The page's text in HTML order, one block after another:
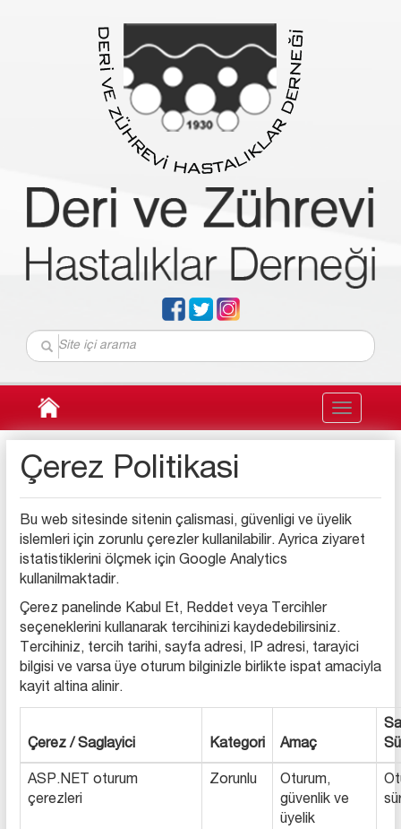
Toggle
navigation
Çerez Politikasi
Bu web sitesinde sitenin çalismasi, güvenligi ve üyelik
islemleri için zorunlu çerezler kullanilabilir. Ayrica ziyaret
istatistiklerini ölçmek için Google Analytics
kullanilmaktadir.
Çerez panelinde Kabul Et, Reddet veya Tercihler
seçeneklerini kullanarak tercihinizi kaydedebilirsiniz.
Tercihiniz, tercih tarihi, sayfa adresi, IP adresi, tarayici
bilgisi ve varsa üye oturum bilginizle birlikte ispat amaciyla
kayit altina alinir.
Çerez / Saglayici Kategori Amaç
ASP.NET oturum
çerezleri
Zorunlu
Oturum,
güvenlik ve
üyelik